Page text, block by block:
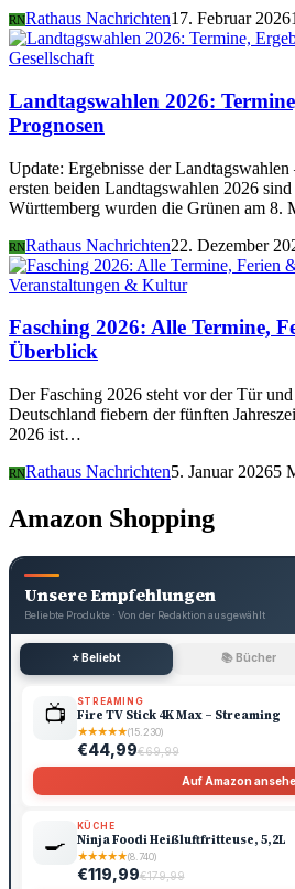
RNRathaus Nachrichten17. Februar 2026
Gesellschaft
Landtagswahlen 2026:
Prognosen
Update: Ergebnisse der
ersten beiden Landtagswahlen 2026
Württemberg wurden die Grünen am 8.
RNRathaus Nachrichten22. Dezember
Veranstaltungen & Kultur
Fasching 2026: Alle Termine,
Überblick
Der Fasching 2026 steht vor der Tür
Deutschland fiebern der fünften
2026 ist…
RNRathaus Nachrichten5. Januar 20265
Amazon Shopping
Unsere Empfehlungen
Beliebte Produkte · Von der Redaktion ausgewählt
⭐ Beliebt 📚 Bücher
📺 STREAMING
Fire TV Stick 4K Max – Streaming
★★★★★(15.230)
€44,99€69,99
Auf Amazon
🍳
KÜCHE
Ninja Foodi Heißluftfritteuse, 5,2L
★★★★★(8.740)
€119,99€179,99